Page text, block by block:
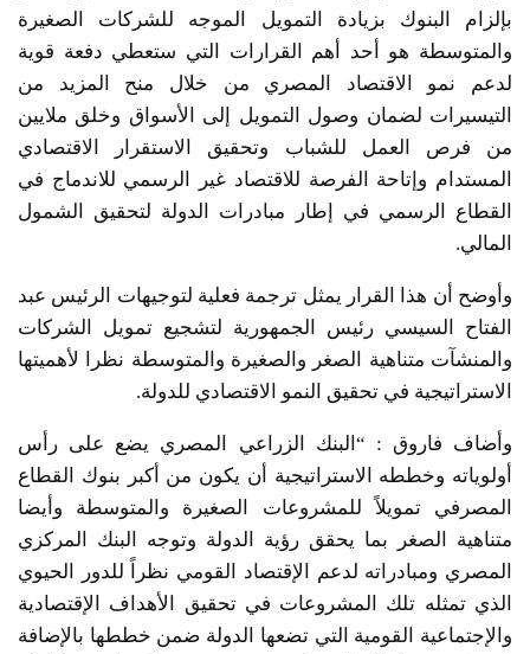
بإلزام البنوك بزيادة التمويل الموجه للشركات الصغيرة
والمتوسطة هو أحد أهم القرارات التي ستعطي دفعة قوية
لدعم نمو الاقتصاد المصري من خلال منح المزيد من
التيسيرات لضمان وصول التمويل إلى الأسواق وخلق ملايين
من فرص العمل للشباب وتحقيق الاستقرار الاقتصادي
المستدام وإتاحة الفرصة للاقتصاد غير الرسمي للاندماج في
القطاع الرسمي في إطار مبادرات الدولة لتحقيق الشمول
المالي.
وأوضح أن هذا القرار يمثل ترجمة فعلية لتوجيهات الرئيس عبد
الفتاح السيسي رئيس الجمهورية لتشجيع تمويل الشركات
والمنشآت متناهية الصغر والصغيرة والمتوسطة نظرا لأهميتها
الاستراتيجية في تحقيق النمو الاقتصادي للدولة.
وأضاف فاروق : “البنك الزراعي المصري يضع على رأس
أولوياته وخططه الاستراتيجية أن يكون من أكبر بنوك القطاع
المصرفي تمويلاً للمشروعات الصغيرة والمتوسطة وأيضا
متناهية الصغر بما يحقق رؤية الدولة وتوجه البنك المركزي
المصري ومبادراته لدعم الإقتصاد القومي نظراً للدور الحيوي
الذي تمثله تلك المشروعات في تحقيق الأهداف الإقتصادية
والإجتماعية القومية التي تضعها الدولة ضمن خططها بالإضافة